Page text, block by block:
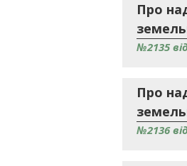
Про
№2135
Про
№2136